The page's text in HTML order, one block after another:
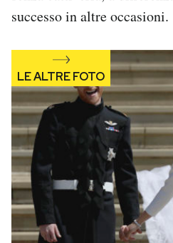
successo in altre occasioni.